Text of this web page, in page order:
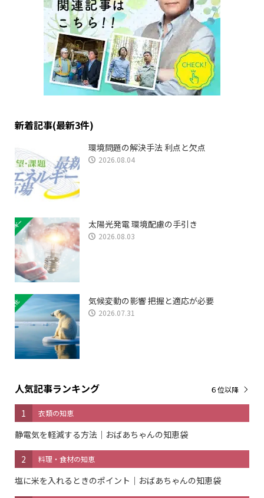
新着記事(最新3件)
環境問題の解決手法 利点と欠点
2026.08.04
太陽光発電 環境配慮の手引き
2026.08.03
気候変動の影響 把握と適応が必要
2026.07.31
人気記事ランキング
1 衣類の知恵
静電気を軽減する方法｜おばあちゃんの知恵袋
2 料理・食材の知恵
塩に米を入れるときのポイント｜おばあちゃんの知恵袋
６位以降